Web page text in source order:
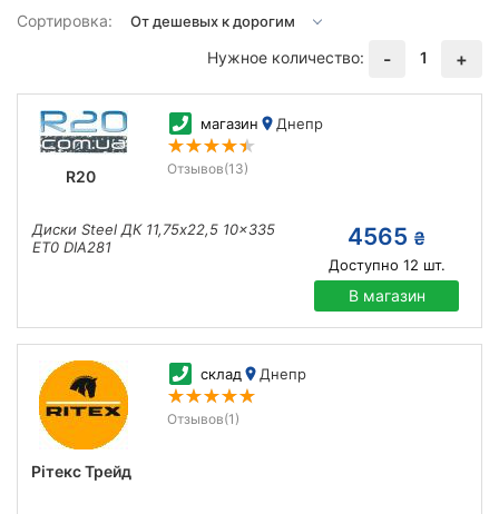
Сортировка:
Нужное количество:
- 1 +
R20
магазин Днепр
Отзывов(13)
Диски Steel ДК 11,75x22,5 10x335
ET0 DIA281
4565 ₴
Доступно 12 шт.
В магазин
Рітекс Трейд
склад Днепр
Отзывов(1)